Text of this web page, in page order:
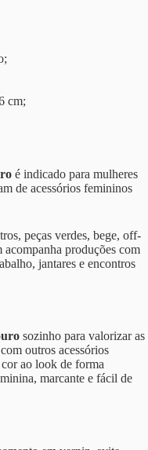
cm;
é indicado para mulheres
de acessórios femininos
peças verdes, bege, off-
produções com
jantares e encontros
sozinho para valorizar as
outros acessórios
ao look de forma
marcante e fácil de